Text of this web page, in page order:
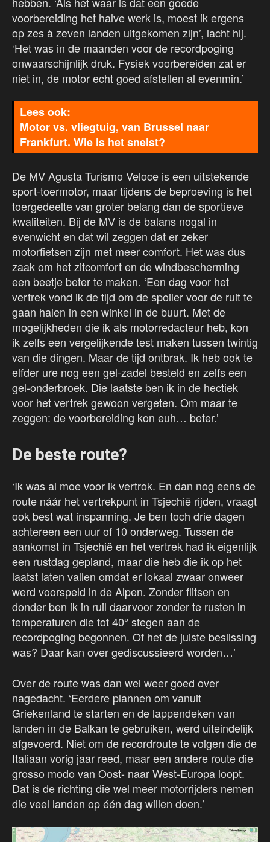
voorbereiding het halve werk is, moest ik ergens
op zes à zeven landen uitgekomen zijn’, lacht hij.
‘Het was in de maanden voor de recordpoging
onwaarschijnlijk druk. Fysiek voorbereiden zat er
niet in, de motor echt goed afstellen al evenmin.’
Motor vs. vliegtuig, van Brussel naar
Frankfurt. Wie is het snelst?
De MV Agusta Turismo Veloce is een uitstekende
sport-toermotor, maar tijdens de beproeving is het
toergedeelte van groter belang dan de sportieve
kwaliteiten. Bij de MV is de balans nogal in
evenwicht en dat wil zeggen dat er zeker
motorfietsen zijn met meer comfort. Het was dus
zaak om het zitcomfort en de windbescherming
een beetje beter te maken. ‘Een dag voor het
vertrek vond ik de tijd om de spoiler voor de ruit te
gaan halen in een winkel in de buurt. Met de
mogelijkheden die ik als motorredacteur heb, kon
ik zelfs een vergelijkende test maken tussen twintig
van die dingen. Maar de tijd ontbrak. Ik heb ook te
elfder ure nog een gel-zadel besteld en zelfs een
gel-onderbroek. Die laatste ben ik in de hectiek
voor het vertrek gewoon vergeten. Om maar te
zeggen: de voorbereiding kon euh… beter.’
De beste route?
‘Ik was al moe voor ik vertrok. En dan nog eens de
route náár het vertrekpunt in Tsjechië rijden, vraagt
ook best wat inspanning. Je ben toch drie dagen
achtereen een uur of 10 onderweg. Tussen de
aankomst in Tsjechië en het vertrek had ik eigenlijk
een rustdag gepland, maar die heb die ik op het
laatst laten vallen omdat er lokaal zwaar onweer
werd voorspeld in de Alpen. Zonder flitsen en
donder ben ik in ruil daarvoor zonder te rusten in
temperaturen die tot 40° stegen aan de
recordpoging begonnen. Of het de juiste beslissing
was? Daar kan over gediscussieerd worden…’
Over de route was dan wel weer goed over
nagedacht. ‘Eerdere plannen om vanuit
Griekenland te starten en de lappendeken van
landen in de Balkan te gebruiken, werd uiteindelijk
afgevoerd. Niet om de recordroute te volgen die de
Italiaan vorig jaar reed, maar een andere route die
grosso modo van Oost- naar West-Europa loopt.
Dat is de richting die wel meer motorrijders nemen
die veel landen op één dag willen doen.’